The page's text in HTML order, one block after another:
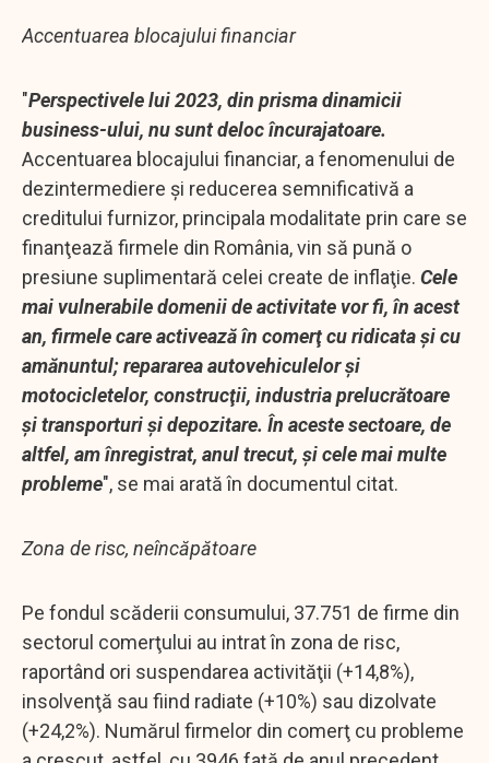
Accentuarea blocajului financiar
"Perspectivele lui 2023, din prisma dinamicii
business-ului, nu sunt deloc încurajatoare.
Accentuarea blocajului financiar, a fenomenului de
dezintermediere şi reducerea semnificativă a
creditului furnizor, principala modalitate prin care se
finanţează firmele din România, vin să pună o
presiune suplimentară celei create de inflaţie. Cele
mai vulnerabile domenii de activitate vor fi, în acest
an, firmele care activează în comerţ cu ridicata şi cu
amănuntul; repararea autovehiculelor şi
motocicletelor, construcţii, industria prelucrătoare
şi transporturi şi depozitare. În aceste sectoare, de
altfel, am înregistrat, anul trecut, şi cele mai multe
probleme", se mai arată în documentul citat.
Zona de risc, neîncăpătoare
Pe fondul scăderii consumului, 37.751 de firme din
sectorul comerţului au intrat în zona de risc,
raportând ori suspendarea activităţii (+14,8%),
insolvenţă sau fiind radiate (+10%) sau dizolvate
(+24,2%). Numărul firmelor din comerţ cu probleme